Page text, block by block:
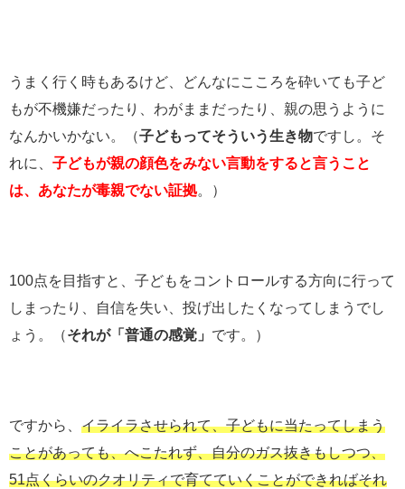
うまく行く時もあるけど、どんなにこころを砕いても子ど
もが不機嫌だったり、わがままだったり、親の思うように
なんかいかない。（子どもってそういう生き物ですし。そ
れに、 子どもが親の顔色をみない言動をすると言うこと
は、あなたが毒親でない証拠。）
100点を目指すと、子どもをコントロールする方向に行って
しまったり、自信を失い、投げ出したくなってしまうでし
ょう。（それが「普通の感覚」 です。）
ですから、 イライラさせられて、子どもに当たってしまう
ことがあっても、へこたれず、自分のガス抜きもしつつ、
51点くらいのクオリティで育てていくことができればそれ